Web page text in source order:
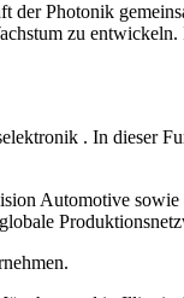
Photonik
zu
. In dieser
Automotive